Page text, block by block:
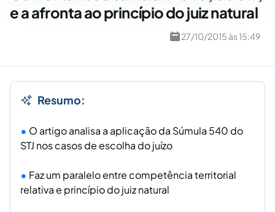
e a afronta ao princípio do juiz natural
27/10/2015 às 15:49
Resumo:
O artigo analisa a aplicação da Súmula 540 do
STJ nos casos de escolha do juízo
Faz um paralelo entre competência territorial
relativa e princípio do juiz natural